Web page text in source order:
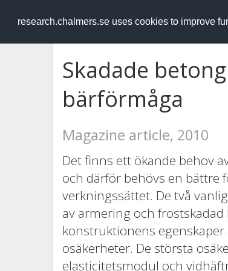
research.chalmers.se uses cookies to improve
RESEARCH.chalmers.se
Skadade
bärförmåga
Magazine article, 2010
Det finns ett ökande behov
och därför behövs en bättre
verkningssättet. De två
av armering och
konstruktionens
osäkerheter. De största
elasticitetsmodul och